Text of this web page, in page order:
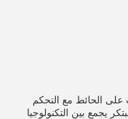
على الحائط مع التحكم
يجمع بين التكنولوجيا